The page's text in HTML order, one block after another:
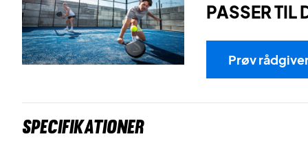
PASSER TIL
Prøv
Specifikationer